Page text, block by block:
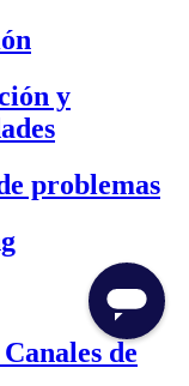
y
problemas
de